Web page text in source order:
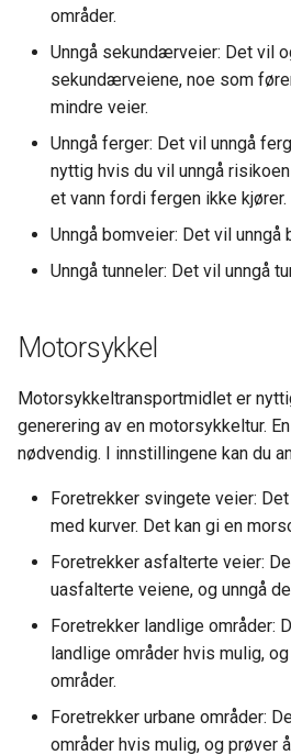
områder.
Unngå sekundærveier: Det vil
sekundærveiene, noe som
mindre veier.
Unngå ferger: Det vil unngå
nyttig hvis du vil unngå
et vann fordi fergen ikke kjører.
Unngå bomveier: Det vil unngå
Unngå tunneler: Det vil unngå
Motorsykkel
Motorsykkeltransportmidlet er
generering av en motorsykkeltur.
nødvendig. I innstillingene kan du
Foretrekker svingete veier:
med kurver. Det kan gi en
Foretrekker asfalterte veier:
uasfalterte veiene, og unngå
Foretrekker landlige områder:
landlige områder hvis mulig,
områder.
Foretrekker urbane områder:
områder hvis mulig, og prøver